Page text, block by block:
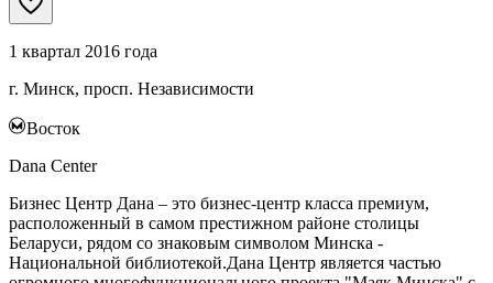
1 квартал 2016 года
г. Минск, просп. Независимости
Восток
Dana Center
Бизнес Центр Дана – это бизнес-центр класса премиум,
расположенный в самом престижном районе столицы
Беларуси, рядом со знаковым символом Минска -
Национальной библиотекой.Дана Центр является частью